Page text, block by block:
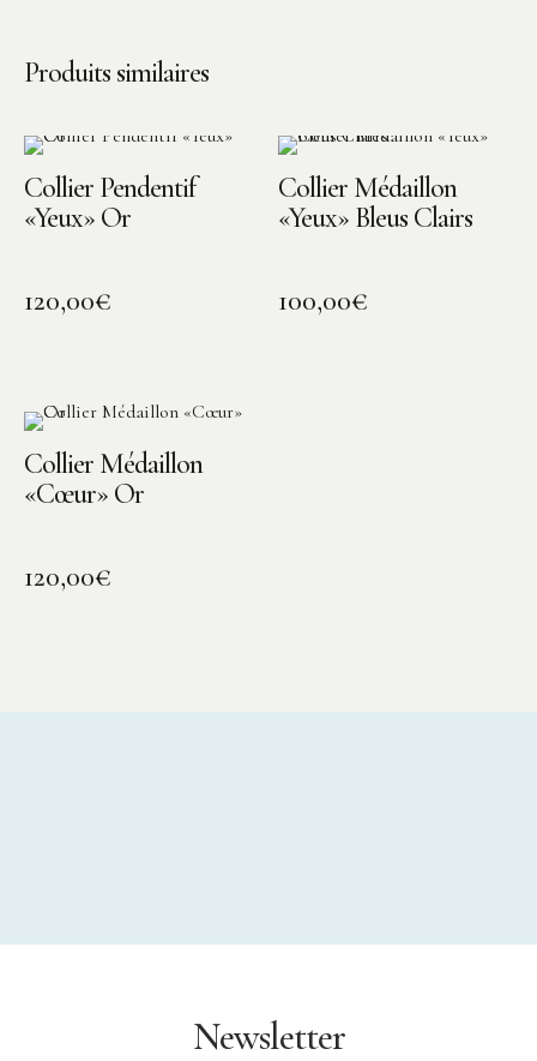
Produits similaires
Collier Pendentif
«Yeux» Or
120,00€
Collier Médaillon
«Yeux» Bleus Clairs
100,00€
Collier Médaillon
«Cœur» Or
120,00€
Newsletter